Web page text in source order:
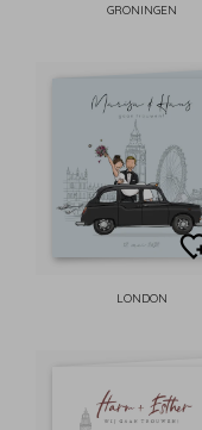
GRONINGEN
LONDON